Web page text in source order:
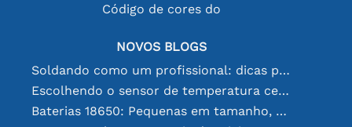
Código de cores do
NOVOS BLOGS
Soldando como um profissional: dicas para conexões eletrônicas perfeitas
Escolhendo o sensor de temperatura certo [youtube]
Baterias 18650: Pequenas em tamanho, grandes em desempenho